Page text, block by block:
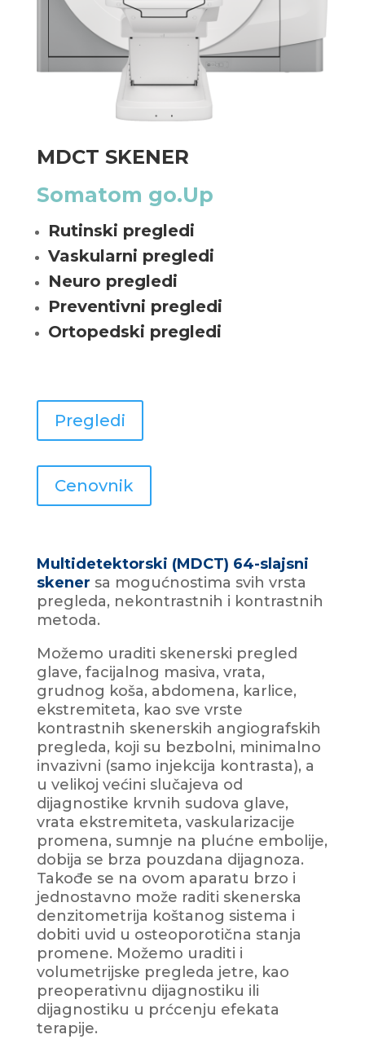
MDCT SKENER
Somatom go.Up
Rutinski pregledi
Vaskularni pregledi
Neuro pregledi
Preventivni pregledi
Ortopedski pregledi
Pregledi
Cenovnik
Multidetektorski (MDCT) 64-slajsni
skener sa mogućnostima svih vrsta
pregleda, nekontrastnih i kontrastnih
metoda.
Možemo uraditi skenerski pregled
glave, facijalnog masiva, vrata,
grudnog koša, abdomena, karlice,
ekstremiteta, kao sve vrste
kontrastnih skenerskih angiografskih
pregleda, koji su bezbolni, minimalno
invazivni (samo injekcija kontrasta), a
u velikoj većini slučajeva od
dijagnostike krvnih sudova glave,
vrata ekstremiteta, vaskularizacije
promena, sumnje na plućne embolije,
dobija se brza pouzdana dijagnoza.
Takođe se na ovom aparatu brzo i
jednostavno može raditi skenerska
denzitometrija koštanog sistema i
dobiti uvid u osteoporotična stanja
promene. Možemo uraditi i
volumetrijske pregleda jetre, kao
preoperativnu dijagnostiku ili
dijagnostiku u prćcenju efekata
terapije.